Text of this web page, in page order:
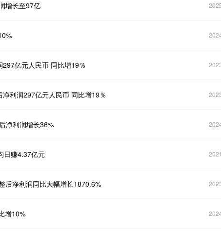
增长至97亿
亿元人民币 同比增19％
利润297亿元人民币 同比增19％
净利润增长36%
日赚4.37亿元
后净利润同比大幅增长1870.6%
增10%